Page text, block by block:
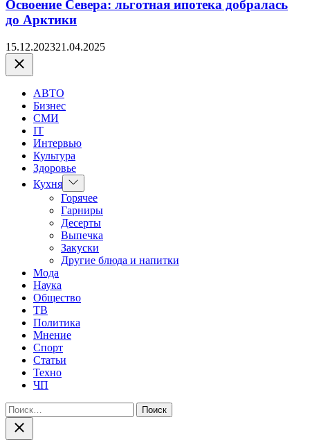
Освоение Севера: льготная ипотека добралась
до Арктики
15.12.202321.04.2025
Закрыть
АВТО
Бизнес
СМИ
IT
Интервью
Культура
Здоровье
Кухня Показать
подменю
Горячее
Гарниры
Десерты
Выпечка
Закуски
Другие блюда и напитки
Мода
Наука
Общество
ТВ
Политика
Мнение
Спорт
Статьи
Техно
ЧП
Найти:
Закрыть
поиск